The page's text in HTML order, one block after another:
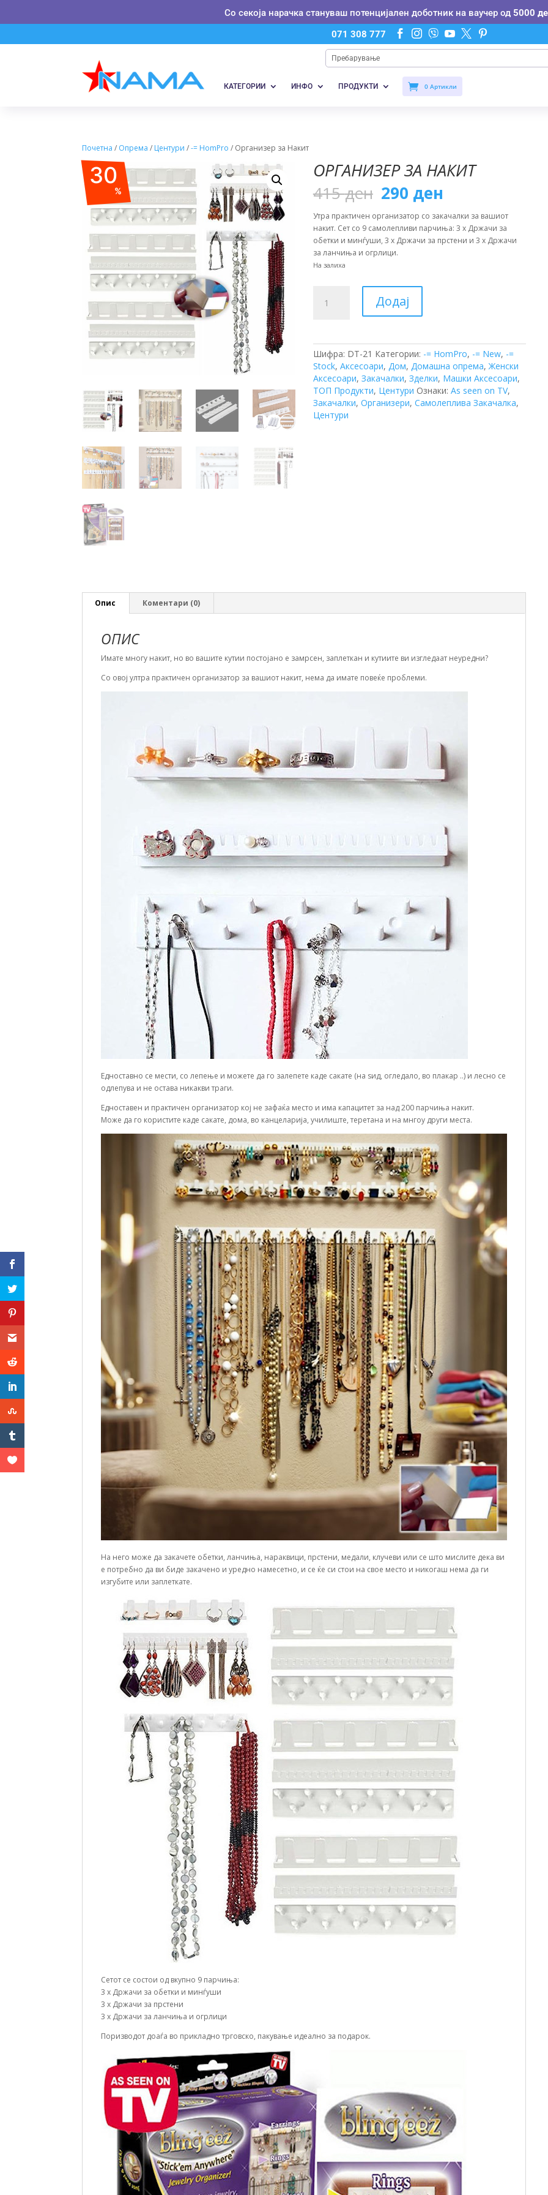
Со секоја нарачка стануваш потенцијален доботник на ваучер од 5000
071 308 777      
КАТЕГОРИИ ИНФО ПРОДУКТИ 0 Артикли
Почетна / Опрема / Центури /-= HomPro / Организер за Накит
30
%
ОРГАНИЗЕР ЗА НАКИТ
415ден Original
price
was:
415 ден.
290 ден
is:
290 ден.
Утра практичен организатор со закачалки за вашиот
накит. Сет со 9 самолепливи парчиња: 3 x Држачи за
обетки и минѓуши, 3 x Држачи за прстени и 3 x Држачи
за ланчиња и огрлици.
На залиха
Додај
Шифра: DT-21 Категории: -= HomPro, -= New, -=
Stock, Аксесоари, Дом, Домашна опрема,Женски
Аксесоари, Закачалки, Зделки, Машки Аксесоари,
ТОП Продукти, Центури Ознаки: As seen on TV,
Закачалки, Организери, Самолеплива Закачалка,
Центури
Опис Коментари (0)
ОПИС
Имате многу накит, но во вашите кутии постојано е замрсен, заплеткан и кутиите ви изгледаат неуредни?
Со овој ултра практичен организатор за вашиот накит, нема да имате повеќе проблеми.
Едноставно се мести, со лепење и можете да го залепете каде сакате (на ѕид, огледало, во плакар ..) и лесно се
одлепува и не остава никакви траги.
Едноставен и практичен организатор кој не зафаќа место и има капацитет за над 200 парчиња накит.
Може да го користите каде сакате, дома, во канцеларија, училиште, теретана и на мнгоу други места.
На него може да закачете обетки, ланчиња, нараквици, прстени, медали, клучеви или се што мислите дека ви
е потребно да ви биде закачено и уредно намесетно, и се ќе си стои на свое место и никогаш нема да ги
изгубите или заплеткате.
Сетот се состои од вкупно 9 парчиња:
3 x Држачи за обетки и минѓуши
3 x Држачи за прстени
3 x Држачи за ланчиња и огрлици
Поризводот доаѓа во прикладно трговско, пакување идеално за подарок.